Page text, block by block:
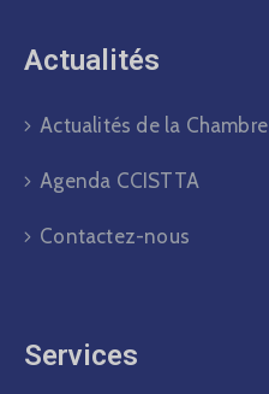
Actualités​
Actualités de la Chambre
Agenda CCISTTA
Contactez-nous
Services